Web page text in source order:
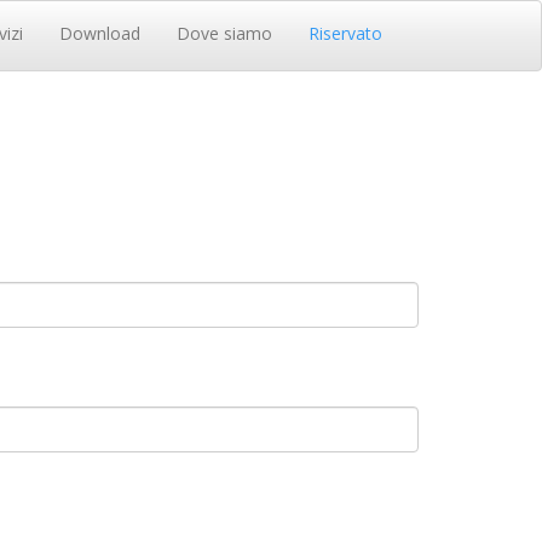
Download Dove siamo Riservato